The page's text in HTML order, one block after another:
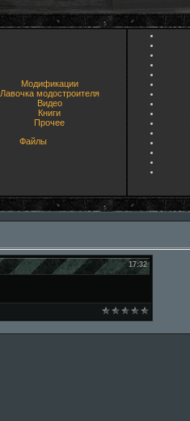
Модификации
Лавочка модостроителя
Видео
Книги
Прочее
Файлы
17:32